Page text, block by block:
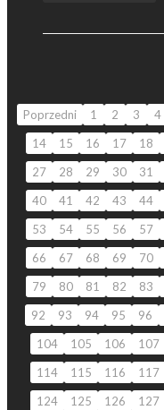
Poprzedni 1 2 3 4
14
15 16 17 18
27
28 29 30 31
40
41 42 43 44
53
54 55 56 57
66
67 68 69 70
79
80 81 82 83
92
93 94 95 96
104
105 106 107
114
115 116 117
124
125 126 127